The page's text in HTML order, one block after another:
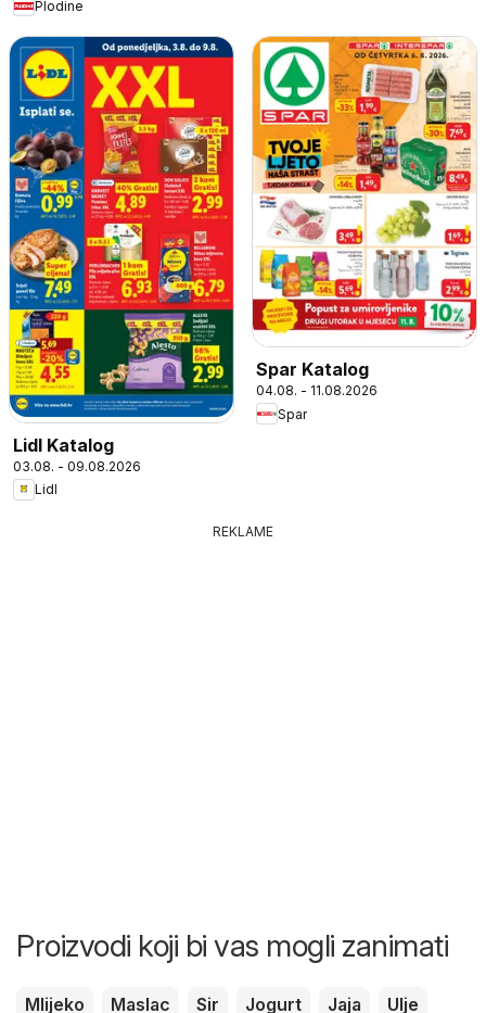
Plodine
Lidl Katalog
03.08. - 09.08.2026
Lidl
Spar Katalog
04.08. - 11.08.2026
Spar
REKLAME
Proizvodi koji bi vas mogli zanimati
Mlijeko Maslac Sir Jogurt Jaja
Ulje